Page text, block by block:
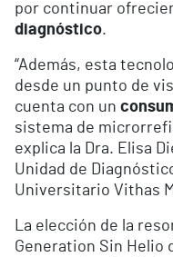
por continuar
diagnóstico.
“Además, esta
desde un punto de
cuenta con un
sistema de
explica la Dra. Elisa
Unidad de
Universitario Vithas
La elección de la
Generation Sin Helio